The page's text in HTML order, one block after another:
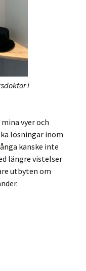
i
vyer och
lösningar inom
kanske inte
längre vistelser
utbyten om